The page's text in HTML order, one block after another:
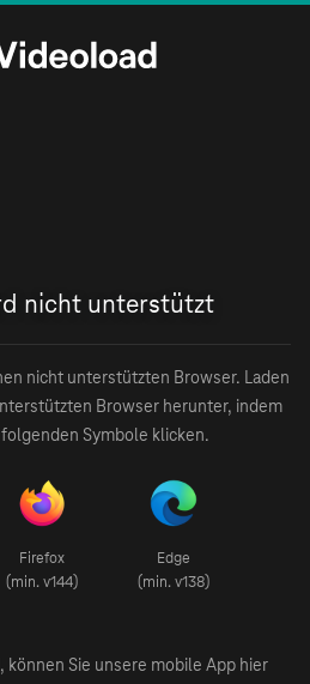
nicht unterstützt
nicht unterstützten Browser. Laden
Browser herunter, indem
Symbole klicken.
Firefox
(min. v144)
Edge
(min. v138)
können Sie unsere mobile App hier